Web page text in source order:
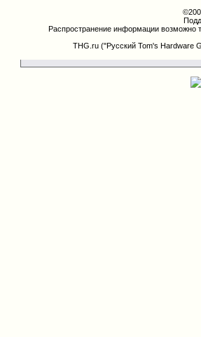
Распространение информации возможно
THG.ru ("Русский Tom's Hardware